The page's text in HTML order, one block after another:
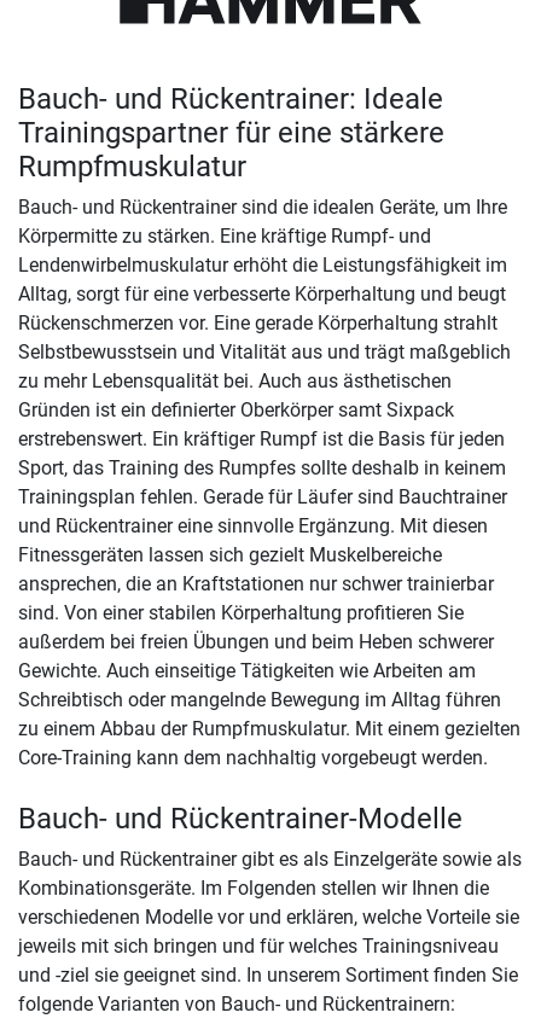
Bauch- und Rückentrainer: Ideale
Trainingspartner für eine stärkere
Rumpfmuskulatur
Bauch- und Rückentrainer sind die idealen Geräte, um Ihre
Körpermitte zu stärken. Eine kräftige Rumpf- und
Lendenwirbelmuskulatur erhöht die Leistungsfähigkeit im
Alltag, sorgt für eine verbesserte Körperhaltung und beugt
Rückenschmerzen vor. Eine gerade Körperhaltung strahlt
Selbstbewusstsein und Vitalität aus und trägt maßgeblich
zu mehr Lebensqualität bei. Auch aus ästhetischen
Gründen ist ein definierter Oberkörper samt Sixpack
erstrebenswert. Ein kräftiger Rumpf ist die Basis für jeden
Sport, das Training des Rumpfes sollte deshalb in keinem
Trainingsplan fehlen. Gerade für Läufer sind Bauchtrainer
und Rückentrainer eine sinnvolle Ergänzung. Mit diesen
Fitnessgeräten lassen sich gezielt Muskelbereiche
ansprechen, die an Kraftstationen nur schwer trainierbar
sind. Von einer stabilen Körperhaltung profitieren Sie
außerdem bei freien Übungen und beim Heben schwerer
Gewichte. Auch einseitige Tätigkeiten wie Arbeiten am
Schreibtisch oder mangelnde Bewegung im Alltag führen
zu einem Abbau der Rumpfmuskulatur. Mit einem gezielten
Core-Training kann dem nachhaltig vorgebeugt werden.
Bauch- und Rückentrainer-Modelle
Bauch- und Rückentrainer gibt es als Einzelgeräte sowie als
Kombinationsgeräte. Im Folgenden stellen wir Ihnen die
verschiedenen Modelle vor und erklären, welche Vorteile sie
jeweils mit sich bringen und für welches Trainingsniveau
und -ziel sie geeignet sind. In unserem Sortiment finden Sie
folgende Varianten von Bauch- und Rückentrainern: